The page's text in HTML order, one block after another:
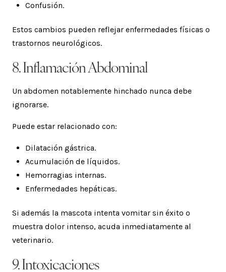
Confusión.
Estos cambios pueden reflejar enfermedades físicas o
trastornos neurológicos.
8. Inflamación Abdominal
Un abdomen notablemente hinchado nunca debe
ignorarse.
Puede estar relacionado con:
Dilatación gástrica.
Acumulación de líquidos.
Hemorragias internas.
Enfermedades hepáticas.
Si además la mascota intenta vomitar sin éxito o
muestra dolor intenso, acuda inmediatamente al
veterinario.
9. Intoxicaciones